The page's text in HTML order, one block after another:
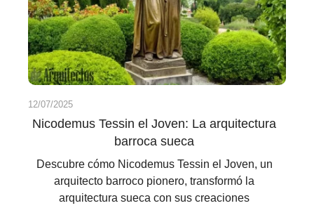
12/07/2025
Nicodemus Tessin el Joven: La arquitectura
barroca sueca
Descubre cómo Nicodemus Tessin el Joven, un
arquitecto barroco pionero, transformó la
arquitectura sueca con sus creaciones